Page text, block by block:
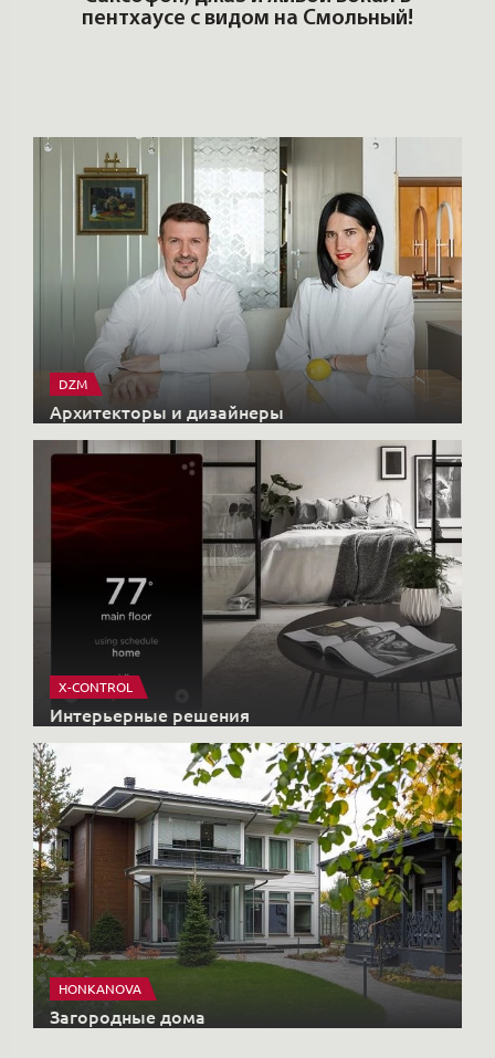
пентхаусе с видом на Смольный!
DZM
Архитекторы и дизайнеры
X-CONTROL
Интерьерные решения
HONKANOVA
Загородные дома